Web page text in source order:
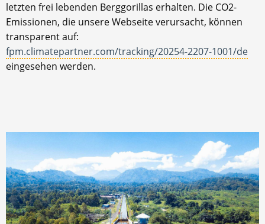
letzten frei lebenden Berggorillas erhalten. Die CO2-
Emissionen, die unsere Webseite verursacht, können
transparent auf:
fpm.climatepartner.com/tracking/20254-2207-1001/de
eingesehen werden.